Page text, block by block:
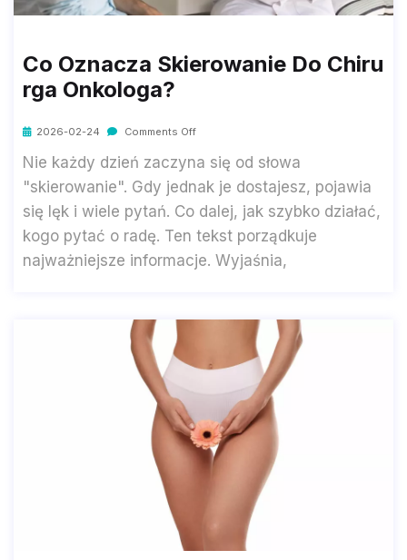
Co Oznacza Skierowanie Do Chiru
Rga Onkologa?
2026-02-24 Comments Off
Nie każdy dzień zaczyna się od słowa
"skierowanie". Gdy jednak je dostajesz, pojawia
się lęk i wiele pytań. Co dalej, jak szybko działać,
kogo pytać o radę. Ten tekst porządkuje
najważniejsze informacje. Wyjaśnia,